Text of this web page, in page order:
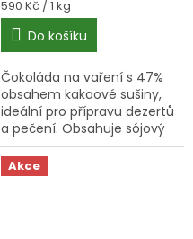
Měrná
cena:
590 Kč / 1 kg
Do košíku
Čokoláda na vaření s 47%
obsahem kakaové sušiny,
ideální pro přípravu dezertů
a pečení. Obsahuje sójový
lecitin, může obsahovat
mléko a ořechy.
Akce